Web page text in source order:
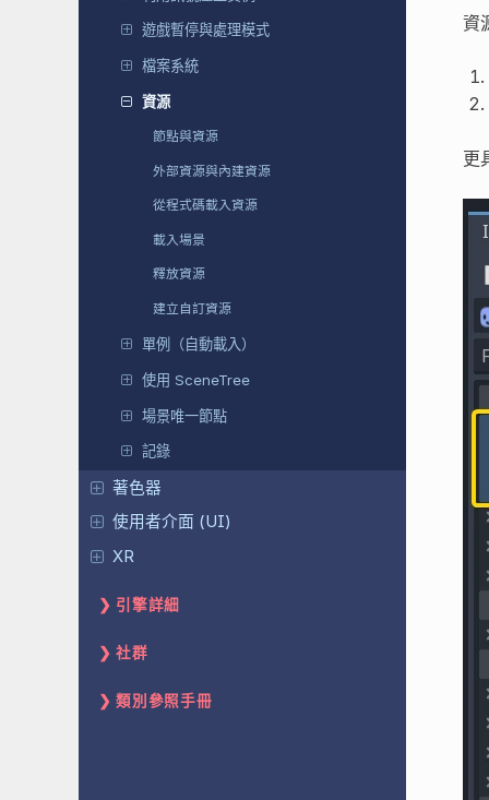
遊戲暫停與處理模式
檔案系統
資源
節點與資源
外部資源與內建資源
從程式碼載入資源
載入場景
釋放資源
建立自訂資源
單例（自動載入）
使用 SceneTree
場景唯一節點
記錄
著色器
使用者介面 (UI)
XR
引擎詳細
社群
類別參照手冊
資
更